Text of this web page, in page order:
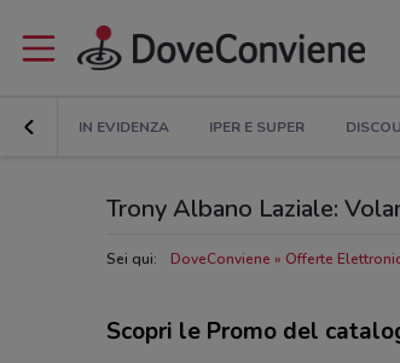
IN EVIDENZA IPER E SUPER
Trony Albano Laziale:
Sei qui: DoveConviene Offerte
Scopri le Promo del